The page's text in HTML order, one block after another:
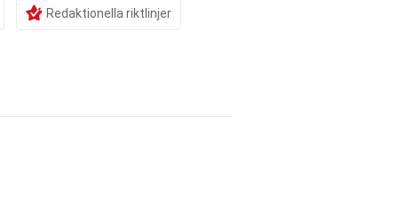
Redaktionella riktlinjer